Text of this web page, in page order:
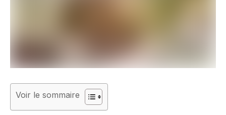
Voir le sommaire